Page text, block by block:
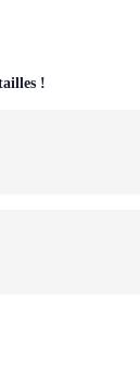
!